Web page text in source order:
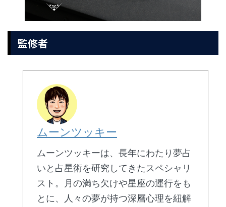
監修者
ムーンツッキー
ムーンツッキーは、長年にわたり夢占
いと占星術を研究してきたスペシャリ
スト。月の満ち欠けや星座の運行をも
とに、人々の夢が持つ深層心理を紐解